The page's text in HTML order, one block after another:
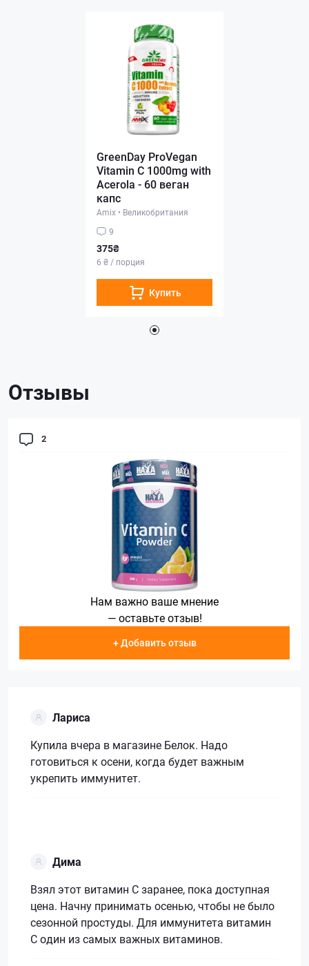
GreenDay ProVegan
Vitamin C 1000mg with
Acerola - 60 веган
капс
Amix • Великобритания
9
375₴
6 ₴ / порция
Купить
Отзывы
2
Нам важно ваше мнение
— оставьте отзыв!
+ Добавить отзыв
Лариса
Купила вчера в магазине Белок. Надо
готовиться к осени, когда будет важным
укрепить иммунитет.
Дима
Взял этот витамин С заранее, пока доступная
цена. Начну принимать осенью, чтобы не было
сезонной простуды. Для иммунитета витамин
С один из самых важных витаминов.